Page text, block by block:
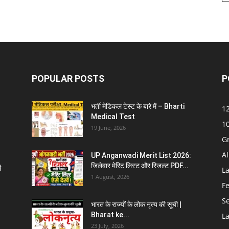
POPULAR POSTS
भर्ती मेडिकल टेस्ट के बारे में – Bharti
Medical Test
19 June, 2026
UP Anganwadi Merit List 2026:
जिलेवार मेरिट लिस्ट और रिजल्ट PDF...
1 August, 2026
भारत के राज्यों के लोक नृत्य की सूची |
Bharat ke...
23 July, 2026